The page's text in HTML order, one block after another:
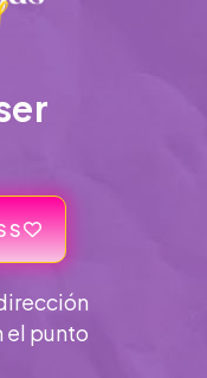
el punto